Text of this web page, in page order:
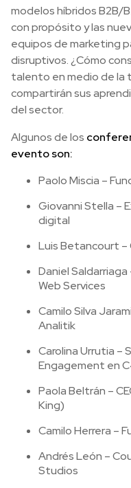
modelos híbridos B2B/
con propósito y las
equipos de marketing
disruptivos. ¿Cómo
talento en medio de la
compartirán sus
del sector.
Algunos de los
evento son:
Paolo Miscia –
Giovanni Stella –
digital
Luis Betancourt
Daniel
Web Services
Camilo Silva
Analitik
Carolina Urrutia –
Engagement en
Paola Beltrán –
King)
Camilo Herrera –
Andrés León –
Studios